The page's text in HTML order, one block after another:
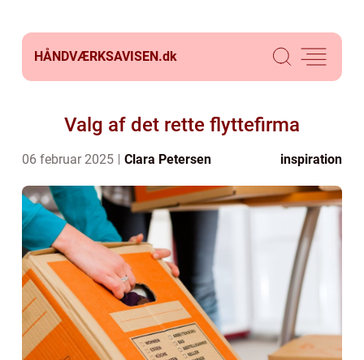
HÅNDVÆRKSAVISEN.dk
Valg af det rette flyttefirma
06 februar 2025 Clara Petersen inspiration